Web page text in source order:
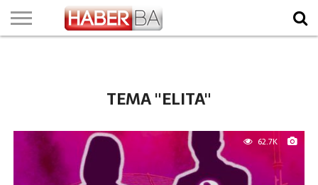
TEMA "ELITA"
62.7K